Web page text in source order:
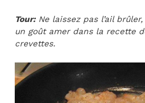
Tour:Ne laissez pas l’ail
un goût amer dans la recette
crevettes.